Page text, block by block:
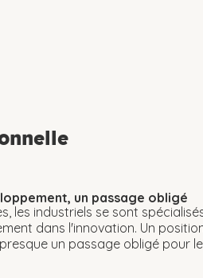
un passage obligé
les industriels se sont
dans l'innovation. Un
un passage obligé pour